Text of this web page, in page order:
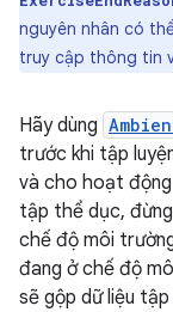
nguyên nhân có
truy cập thông tin
Hãy dùng
trước khi tập
và cho hoạt
tập thể dục,
chế độ môi
đang ở chế độ
sẽ gộp dữ liệu